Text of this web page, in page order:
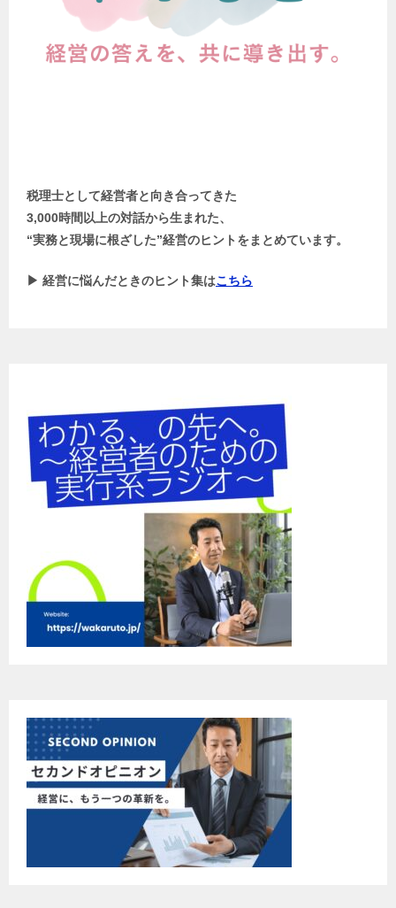
税理士として経営者と向き合ってきた
3,000時間以上の対話から生まれた、
“実務と現場に根ざした”経営のヒントをまとめています。
▶ 経営に悩んだときのヒント集はこちら